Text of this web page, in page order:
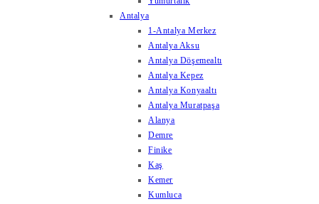
Antalya
1-Antalya Merkez
Antalya Aksu
Antalya Döşemealtı
Antalya Kepez
Antalya Konyaaltı
Antalya Muratpaşa
Alanya
Demre
Finike
Kaş
Kemer
Kumluca